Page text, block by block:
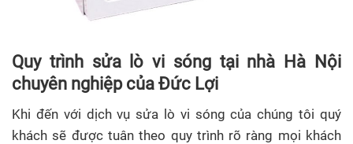
Quy trình sửa lò vi sóngtại nhà Hà Nội
chuyên nghiệp của Đức Lợi
Khi đến với dịch vụ sửa lò vi sóng của chúng tôi quý
khách sẽ được tuân theo quy trình rõ ràng mọi khách